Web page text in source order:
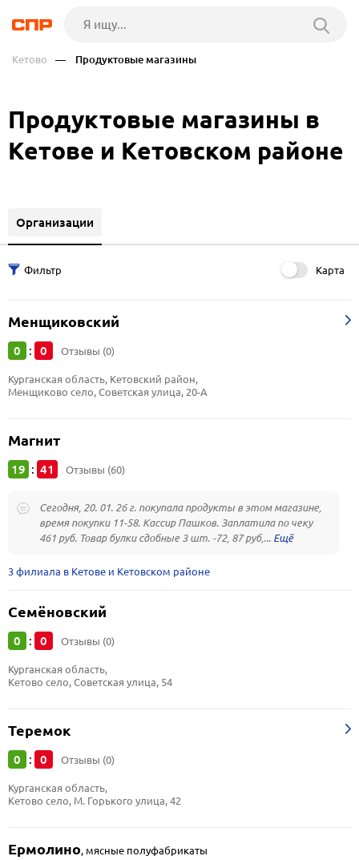
Кетово — Продуктовые магазины
Продуктовые магазины в
Кетове и Кетовском районе
Организации
Карта
Менщиковский
0 : 0 Отзывы (0)
Курганская область, Кетовский район,
Менщиково село, Советская улица, 20-А
Магнит
19 : 41 Отзывы (60)
Сегодня, 20. 01. 26 г. покупала продукты в этом магазине,
время покупки 11-58. Кассир Пашков. Заплатила по чеку
461 руб. Товар булки сдобные 3 шт. -72, 87 руб,...
3 филиала в Кетове и Кетовском районе
Семёновский
0 : 0 Отзывы (0)
Курганская область,
Кетово село, Советская улица, 54
Теремок
0 : 0 Отзывы (0)
Курганская область,
Кетово село, М. Горького улица, 42
Ермолино, мясные полуфабрикаты